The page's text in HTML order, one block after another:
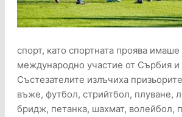
спорт, като спортната проява имаше
международно участие от Сърбия
Състезателите излъчиха
въже, футбол, стрийтбол, плуване,
бридж, петанка, шахмат, волейбол,